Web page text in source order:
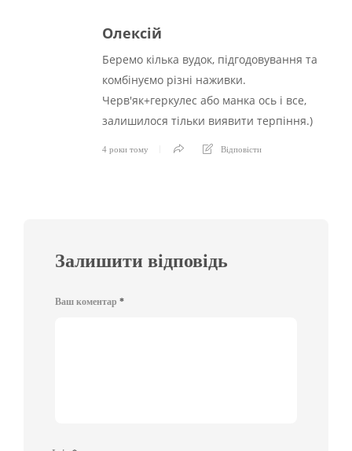
Олексій
Беремо кілька вудок, підгодовування та
комбінуємо різні наживки.
Черв'як+геркулес або манка ось і все,
залишилося тільки виявити терпіння.)
4 роки тому Відповіcти
Залишити відповідь
Ваш коментар *